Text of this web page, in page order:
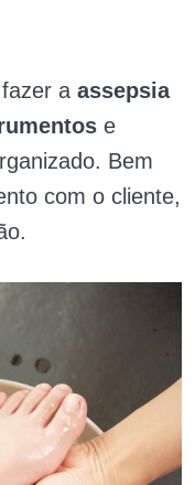
a assepsia
e
Bem
com o cliente,